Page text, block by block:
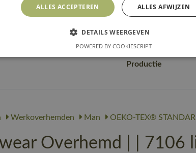
Productie
Werkoverhemden Man OEKO-TEX®
Overhemd | | 7106
ALLES ACCEPTEREN ALLES AFWIJZEN
DETAILS WEERGEVEN
POWERED BY COOKIESCRIPT